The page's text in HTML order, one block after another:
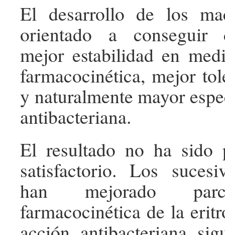
El desarrollo de los
orientado a conseguir
mejor estabilidad en
farmacocinética, mejor
y naturalmente mayor
antibacteriana.
El resultado no ha sido
satisfactorio. Los
han mejorado
farmacocinética de la